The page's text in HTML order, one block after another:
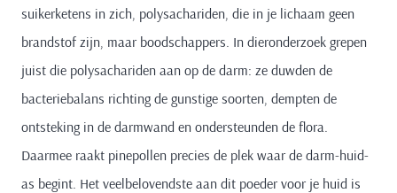
suikerketens in zich, polysachariden, die in je lichaam geen
brandstof zijn, maar boodschappers. In dieronderzoek grepen
juist die polysachariden aan op de darm: ze duwden de
bacteriebalans richting de gunstige soorten, dempten de
ontsteking in de darmwand en ondersteunden de flora.
Daarmee raakt pinepollen precies de plek waar de darm-huid-
as begint. Het veelbelovendste aan dit poeder voor je huid is